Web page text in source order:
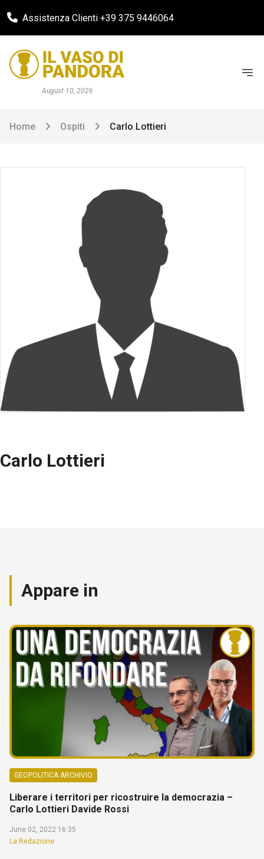
Assistenza Clienti +39 375 9446064
August 10, 2026
Home Ospiti Carlo Lottieri
Carlo Lottieri
Appare in
GEOPOLITICA ARCHIVIO
Liberare i territori per ricostruire la democrazia –
Carlo Lottieri Davide Rossi
June 02, 2022 16:35
La Redazione